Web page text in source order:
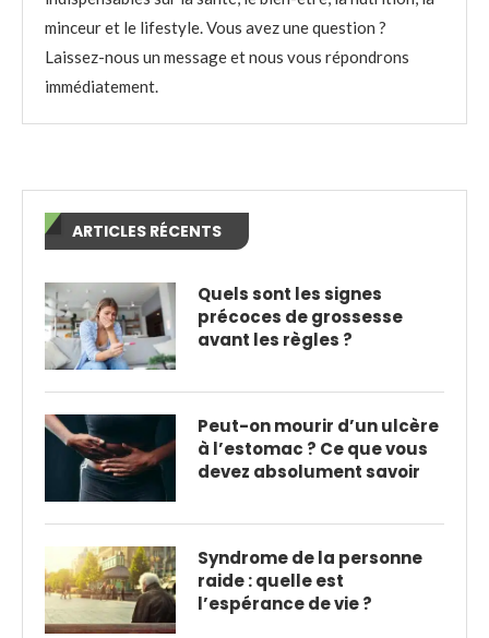
minceur et le lifestyle. Vous avez une question ?
Laissez-nous un message et nous vous répondrons
immédiatement.
ARTICLES RÉCENTS
Quels sont les signes
précoces de grossesse
avant les règles ?
Peut-on mourir d’un ulcère
à l’estomac ? Ce que vous
devez absolument savoir
Syndrome de la personne
raide : quelle est
l’espérance de vie ?